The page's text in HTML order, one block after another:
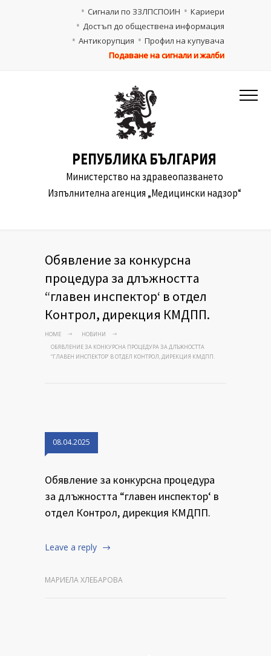
Кариери
Сигнали по ЗЗЛПСПОИН
Достъп до обществена информация
Профил на купувача
Антикорупция
Подаване на сигнали и жалби
РЕПУБЛИКА БЪЛГАРИЯ
Министерство на здравеопазването
Изпълнителна агенция „Медицински надзор“
Oбявление за конкурсна
процедура за длъжността
“главен инспектор‘ в отдел
Контрол, дирекция КМДПП.
HOME
НОВИНИ
OБЯВЛЕНИЕ ЗА КОНКУРСНА ПРОЦЕДУРА ЗА ДЛЪЖНОСТТА
“ГЛАВЕН ИНСПЕКТОР‘ В ОТДЕЛ КОНТРОЛ, ДИРЕКЦИЯ КМДПП.
08.04.2025
Oбявление за конкурсна процедура
за длъжността “главен инспектор‘ в
отдел Контрол, дирекция КМДПП.
Leave a reply
МАРИЕЛА ХЛЕБАРОВА